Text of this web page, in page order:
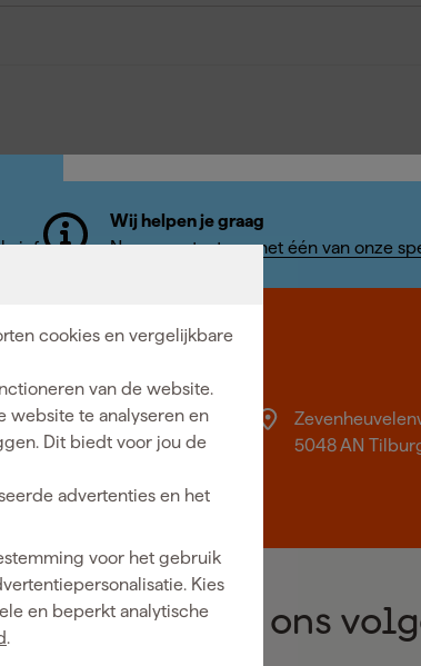
cookies en vergelijkbare
van de website.
website te analyseren en
Dit biedt voor jou de
advertenties en het
voor het gebruik
Kies
en beperkt analytische
.
Wij helpen je graag
Neem contact op met één van onze
t/m vrijdag 08:00 -
08:00 - 16:00
5048 AN
Wil je ons